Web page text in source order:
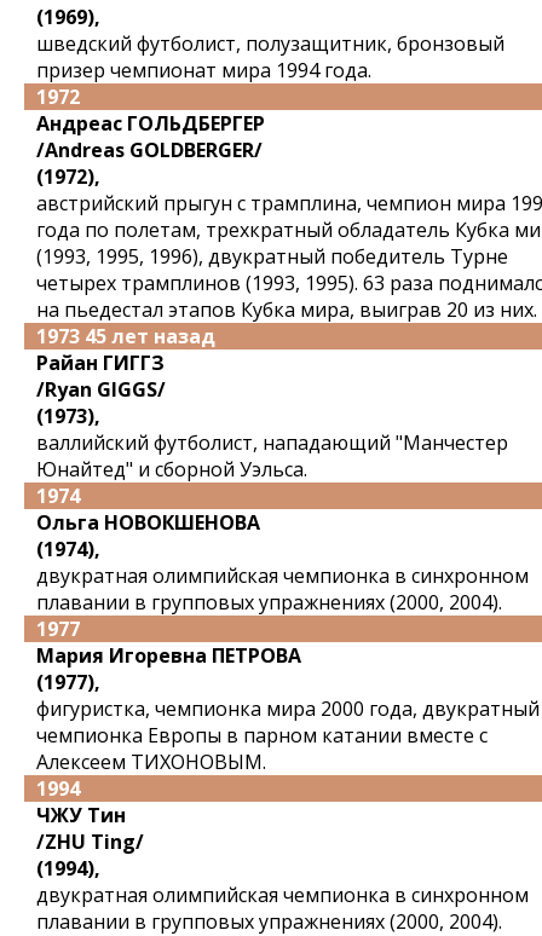
(1969),
шведский футболист, полузащитник, бронзовый
призер чемпионат мира 1994 года.
1972
Андреас ГОЛЬДБЕРГЕР
/Andreas GOLDBERGER/
(1972),
австрийский прыгун с трамплина, чемпион мира
года по полетам, трехкратный обладатель Кубка
(1993, 1995, 1996), двукратный победитель Турне
четырех трамплинов (1993, 1995). 63 раза
на пьедестал этапов Кубка мира, выиграв 20 из них.
1973 45 лет назад
Райан ГИГГЗ
/Ryan GIGGS/
(1973),
валлийский футболист, нападающий "Манчестер
Юнайтед" и сборной Уэльса.
1974
Ольга НОВОКШЕНОВА
(1974),
двукратная олимпийская чемпионка в синхронном
плавании в групповых упражнениях (2000, 2004).
1977
Мария Игоревна ПЕТРОВА
(1977),
фигуристка, чемпионка мира 2000 года, двукратный
чемпионка Европы в парном катании вместе с
Алексеем ТИХОНОВЫМ.
1994
ЧЖУ Тин
/ZHU Ting/
(1994),
двукратная олимпийская чемпионка в синхронном
плавании в групповых упражнениях (2000, 2004).